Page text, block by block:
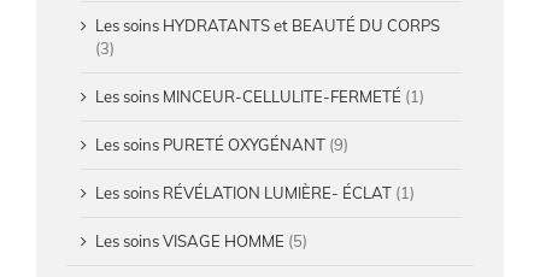
Les soins HYDRATANTS et BEAUTÉ DU CORPS
(3)
Les soins MINCEUR-CELLULITE-FERMETÉ (1)
Les soins PURETÉ OXYGÉNANT (9)
Les soins RÉVÉLATION LUMIÈRE- ÉCLAT (1)
Les soins VISAGE HOMME (5)